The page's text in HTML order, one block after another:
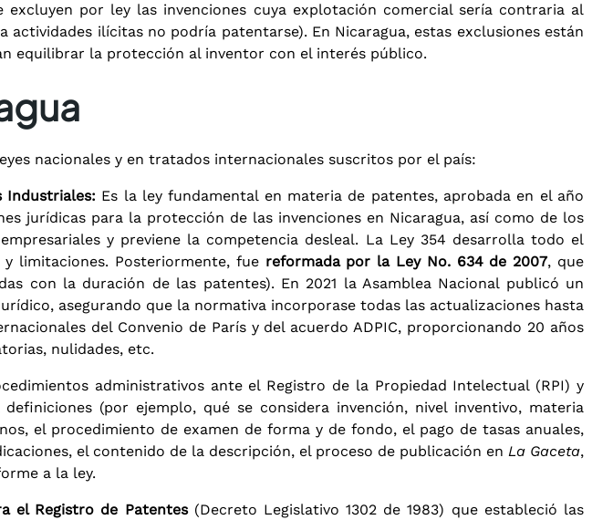
por ley las invenciones cuya explotación comercial sería contraria al
ilícitas no podría patentarse). En Nicaragua, estas exclusiones están
equilibrar la protección al inventor con el interés público.
nacionales y en tratados internacionales suscritos por el país:
Industriales: Es la ley fundamental en materia de patentes, aprobada en el año
jurídicas para la protección de las invenciones en Nicaragua, así como de los
y previene la competencia desleal. La Ley 354 desarrolla todo el
limitaciones. Posteriormente, fue reformada por la Ley No. 634 de 2007, que
con la duración de las patentes). En 2021 la Asamblea Nacional publicó un
asegurando que la normativa incorporase todas las actualizaciones hasta
del Convenio de París y del acuerdo ADPIC, proporcionando 20 años
nulidades, etc.
administrativos ante el Registro de la Propiedad Intelectual (RPI) y
(por ejemplo, qué se considera invención, nivel inventivo, materia
el procedimiento de examen de forma y de fondo, el pago de tasas anuales,
el contenido de la descripción, el proceso de publicación en La Gaceta,
a la ley.
el Registro de Patentes(Decreto Legislativo 1302 de 1983) que estableció las